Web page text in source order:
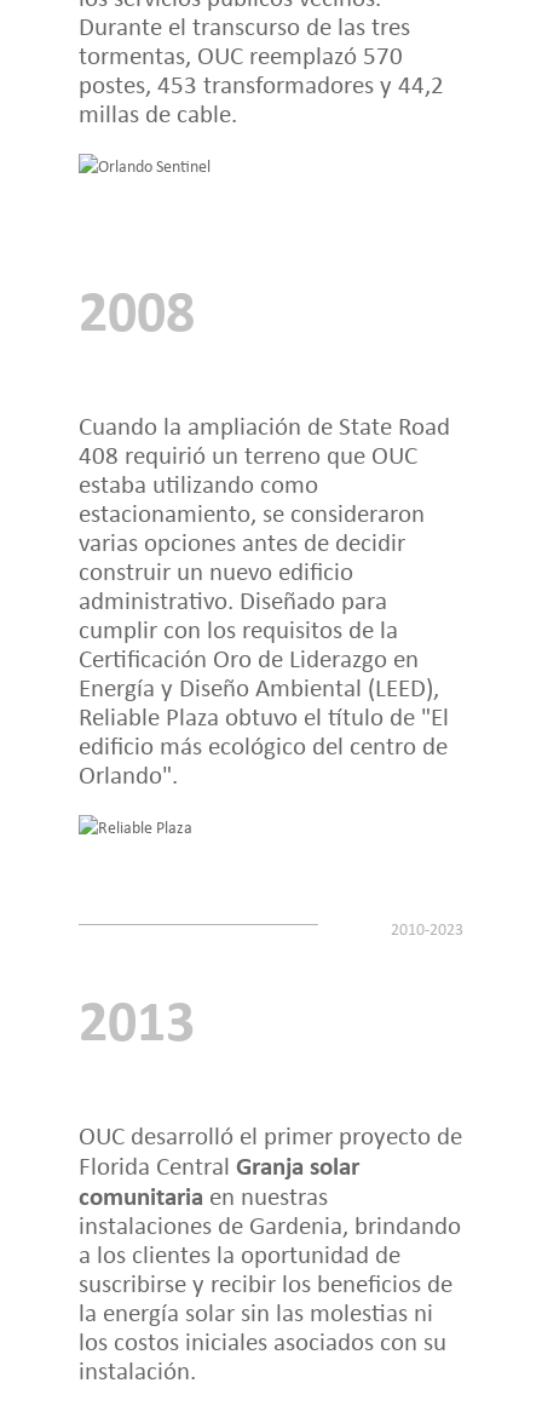
Durante el transcurso de las tres
tormentas, OUC reemplazó 570
postes, 453 transformadores y 44,2
millas de cable.
2008
Cuando la ampliación de State Road
408 requirió un terreno que OUC
estaba utilizando como
estacionamiento, se consideraron
varias opciones antes de decidir
construir un nuevo edificio
administrativo. Diseñado para
cumplir con los requisitos de la
Certificación Oro de Liderazgo en
Energía y Diseño Ambiental (LEED),
Reliable Plaza obtuvo el título de "El
edificio más ecológico del centro de
Orlando".
2013
OUC desarrolló el primer proyecto de
Florida Central Granja solar
comunitaria en nuestras
instalaciones de Gardenia, brindando
a los clientes la oportunidad de
suscribirse y recibir los beneficios de
la energía solar sin las molestias ni
los costos iniciales asociados con su
instalación.